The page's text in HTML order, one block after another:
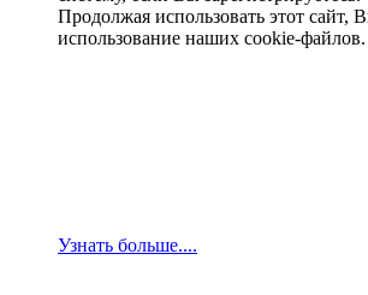
Продолжая использовать этот сайт,
использование наших cookie-файлов.
Узнать больше....